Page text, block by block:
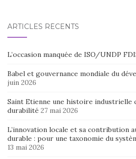
ARTICLES RÉCENTS
L’occasion manquée de ISO/UNDP
Babel et gouvernance mondiale du
juin 2026
Saint Etienne une histoire industrielle
durabilité 27 mai 2026
L’innovation locale et sa contribution
durable : pour une taxonomie du
13 mai 2026